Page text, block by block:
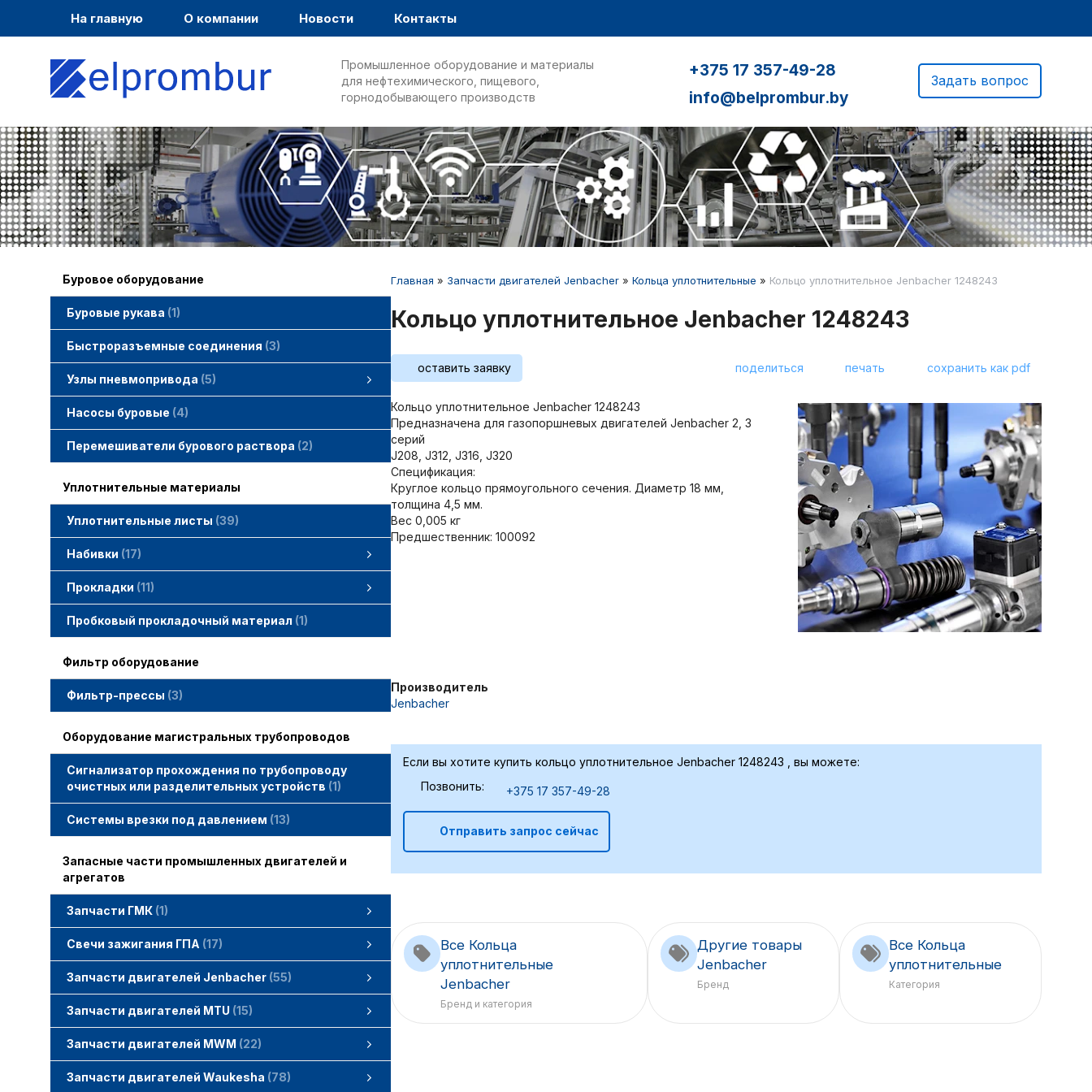
На главную О компании Новости Контакты
Промышленное оборудование и материалы
для нефтехимического, пищевого,
горнодобывающего производств
+375 17 357-49-28
info@belprombur.by
Задать вопрос
Буровое оборудование
Буровые рукава 1
Быстроразъемные соединения 3
Узлы пневмопривода 5
Насосы буровые 4
Перемешиватели бурового раствора 2
Уплотнительные материалы
Уплотнительные листы 39
Набивки 17
Прокладки 11
Пробковый прокладочный материал 1
Фильтр оборудование
Фильтр-прессы 3
Оборудование магистральных трубопроводов
Сигнализатор прохождения по трубопроводу
очистных или разделительных устройств 1
Системы врезки под давлением 13
Запасные части промышленных двигателей и
агрегатов
Запчасти ГМК 1
Свечи зажигания ГПА 17
Запчасти двигателей Jenbacher 55
Запчасти двигателей MTU 15
Запчасти двигателей MWM 22
Запчасти двигателей Waukesha 78
Главная » Запчасти двигателей Jenbacher » Кольца уплотнительные » Кольцо уплотнительное Jenbacher 1248243
Кольцо уплотнительное Jenbacher 1248243
оставить заявку поделиться печать сохранить как pdf
Кольцо уплотнительное Jenbacher 1248243
Предназначена для газопоршневых двигателей Jenbacher 2, 3
серий
J208, J312, J316, J320
Спецификация:
Круглое кольцо прямоугольного сечения. Диаметр 18 мм,
толщина 4,5 мм.
Вес 0,005 кг
Предшественник: 100092
Производитель
Jenbacher
Если вы хотите купить кольцо уплотнительное Jenbacher 1248243 , вы можете:
Позвонить:
+375 17 357-49-28
Отправить запрос сейчас
Все Кольца
уплотнительные
Jenbacher
Бренд и категория
Другие товары
Jenbacher
Бренд
Все Кольца
уплотнительные
Категория